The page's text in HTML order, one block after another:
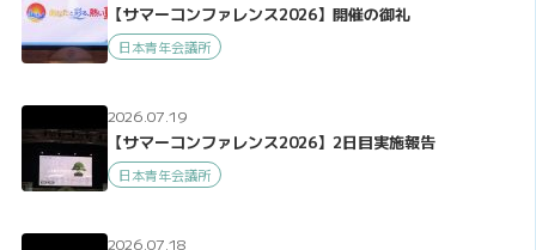
【サマーコンファレンス2026】開催の御礼
日本青年会議所
2026.07.19
【サマーコンファレンス2026】2日目実施報告
日本青年会議所
2026.07.18